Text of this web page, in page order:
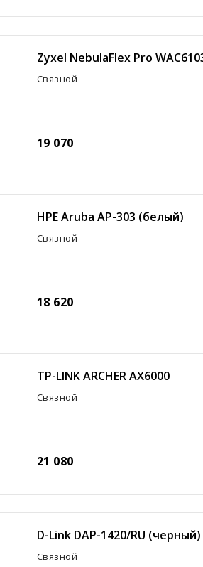
Zyxel NebulaFlex Pro
Связной
19 070
HPE Aruba AP-303 (белый)
Связной
18 620
TP-LINK ARCHER AX6000
Связной
21 080
D-Link DAP-1420/RU (черный)
Связной